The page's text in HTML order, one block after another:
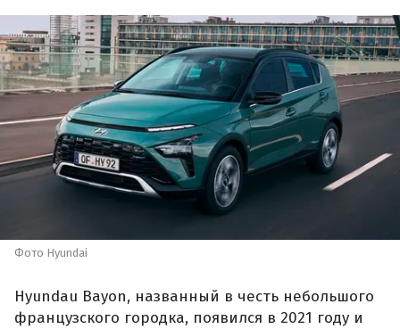
Фото Hyundai
Hyundau Bayon, названный в честь небольшого
французского городка, появился в 2021 году и